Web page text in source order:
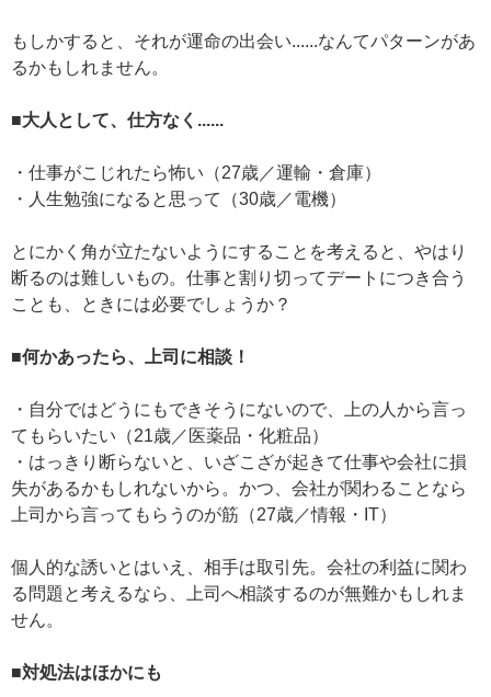
もしかすると、それが運命の出会い......なんてパターンがあ
るかもしれません。
■大人として、仕方なく......
・仕事がこじれたら怖い（27歳／運輸・倉庫）
・人生勉強になると思って（30歳／電機）
とにかく角が立たないようにすることを考えると、やはり
断るのは難しいもの。仕事と割り切ってデートにつき合う
ことも、ときには必要でしょうか？
■何かあったら、上司に相談！
・自分ではどうにもできそうにないので、上の人から言っ
てもらいたい（21歳／医薬品・化粧品）
・はっきり断らないと、いざこざが起きて仕事や会社に損
失があるかもしれないから。かつ、会社が関わることなら
上司から言ってもらうのが筋（27歳／情報・IT）
個人的な誘いとはいえ、相手は取引先。会社の利益に関わ
る問題と考えるなら、上司へ相談するのが無難かもしれま
せん。
■対処法はほかにも